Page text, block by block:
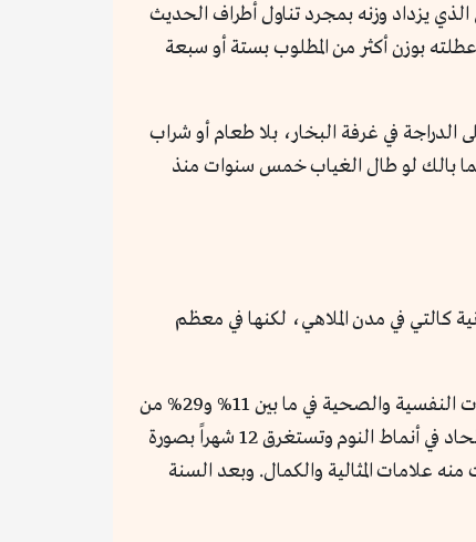
و80%. ويبدو أن روني كان من النوع الثاني الذي يزداد وزنه بمجرد تناول أطراف الحديث
بوزن أكثر من المطلوب بستة أو سبعة
الدراجة في غرفة البخار، بلا طعام أو شراب
فما بالك لو طال الغياب خمس سنوات منذ
كالتي في مدن الملاهي، لكنها في معظم
مجموعة من الاضطرابات النفسية والصحية في ما بين 11% و29% من
اللاعبين المعتزلين. تتراوح تلك الاضطرابات بين الإحساس العام بالحزن إلى القلق المرضي والاكتئاب ومعاقرة الخمر والتغير الحاد في أنماط النوم وتستغرق 12 شهراً بصورة
منه علامات المثالية والكمال. وبعد السنة